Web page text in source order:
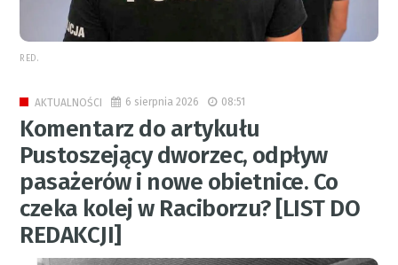
RED.
AKTUALNOŚCI 6 sierpnia 2026 08:51
Komentarz do artykułu
Pustoszejący dworzec, odpływ
pasażerów i nowe obietnice. Co
czeka kolej w Raciborzu? [LIST DO
REDAKCJI]